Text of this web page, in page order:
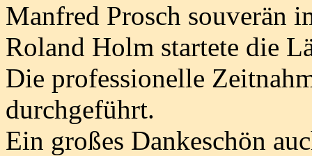
Manfred Prosch souverän
Roland Holm startete die
Die professionelle
durchgeführt.
Ein großes Dankeschön